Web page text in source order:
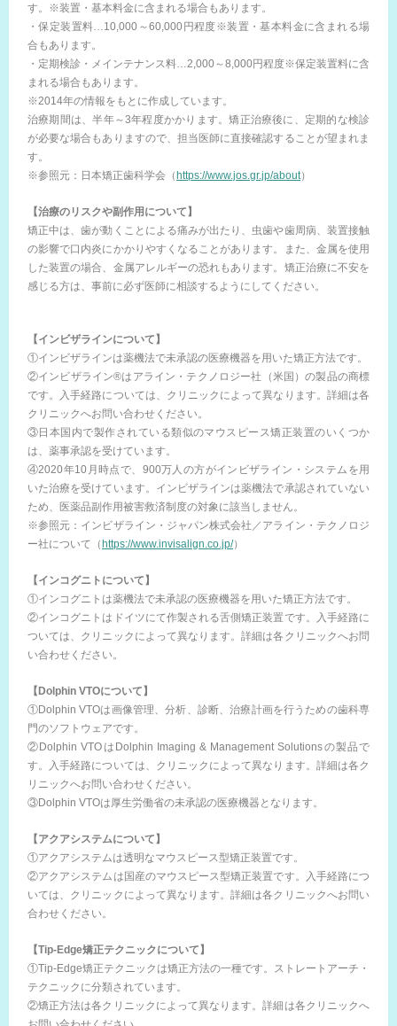
す。※装置・基本料金に含まれる場合もあります。
・保定装置料…10,000～60,000円程度※装置・基本料金に含まれる場
合もあります。
・定期検診・メインテナンス料…2,000～8,000円程度※保定装置料に含
まれる場合もあります。
※2014年の情報をもとに作成しています。
治療期間は、半年～3年程度かかります。矯正治療後に、定期的な検診
が必要な場合もありますので、担当医師に直接確認することが望まれま
す。
※参照元：日本矯正歯科学会（https://www.jos.gr.jp/about）
【治療のリスクや副作用について】
矯正中は、歯が動くことによる痛みが出たり、虫歯や歯周病、装置接触
の影響で口内炎にかかりやすくなることがあります。また、金属を使用
した装置の場合、金属アレルギーの恐れもあります。矯正治療に不安を
感じる方は、事前に必ず医師に相談するようにしてください。
【インビザラインについて】
①インビザラインは薬機法で未承認の医療機器を用いた矯正方法です。
②インビザライン®はアライン・テクノロジー社（米国）の製品の商標
です。入手経路については、クリニックによって異なります。詳細は各
クリニックへお問い合わせください。
③日本国内で製作されている類似のマウスピース矯正装置のいくつか
は、薬事承認を受けています。
④2020年10月時点で、900万人の方がインビザライン・システムを用
いた治療を受けています。インビザラインは薬機法で承認されていない
ため、医薬品副作用被害救済制度の対象に該当しません。
※参照元：インビザライン・ジャパン株式会社／アライン・テクノロジ
ー社について（https://www.invisalign.co.jp/）
【インコグニトについて】
①インコグニトは薬機法で未承認の医療機器を用いた矯正方法です。
②インコグニトはドイツにて作製される舌側矯正装置です。入手経路に
ついては、クリニックによって異なります。詳細は各クリニックへお問
い合わせください。
【Dolphin VTOについて】
①Dolphin VTOは画像管理、分析、診断、治療計画を行うための歯科専
門のソフトウェアです。
②Dolphin VTOはDolphin Imaging & Management Solutionsの製品で
す。入手経路については、クリニックによって異なります。詳細は各ク
リニックへお問い合わせください。
③Dolphin VTOは厚生労働省の未承認の医療機器となります。
【アクアシステムについて】
①アクアシステムは透明なマウスピース型矯正装置です。
②アクアシステムは国産のマウスピース型矯正装置です。入手経路につ
いては、クリニックによって異なります。詳細は各クリニックへお問い
合わせください。
【Tip-Edge矯正テクニックについて】
①Tip-Edge矯正テクニックは矯正方法の一種です。ストレートアーチ・
テクニックに分類されています。
②矯正方法は各クリニックによって異なります。詳細は各クリニックへ